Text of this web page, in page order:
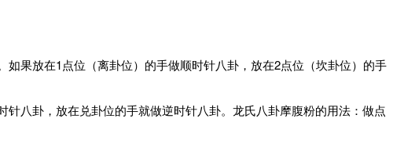
果放在1点位（离卦位）的手做顺时针八卦，放在2点位（坎卦位）的手
八卦，放在兑卦位的手就做逆时针八卦。龙氏八卦摩腹粉的用法：做点